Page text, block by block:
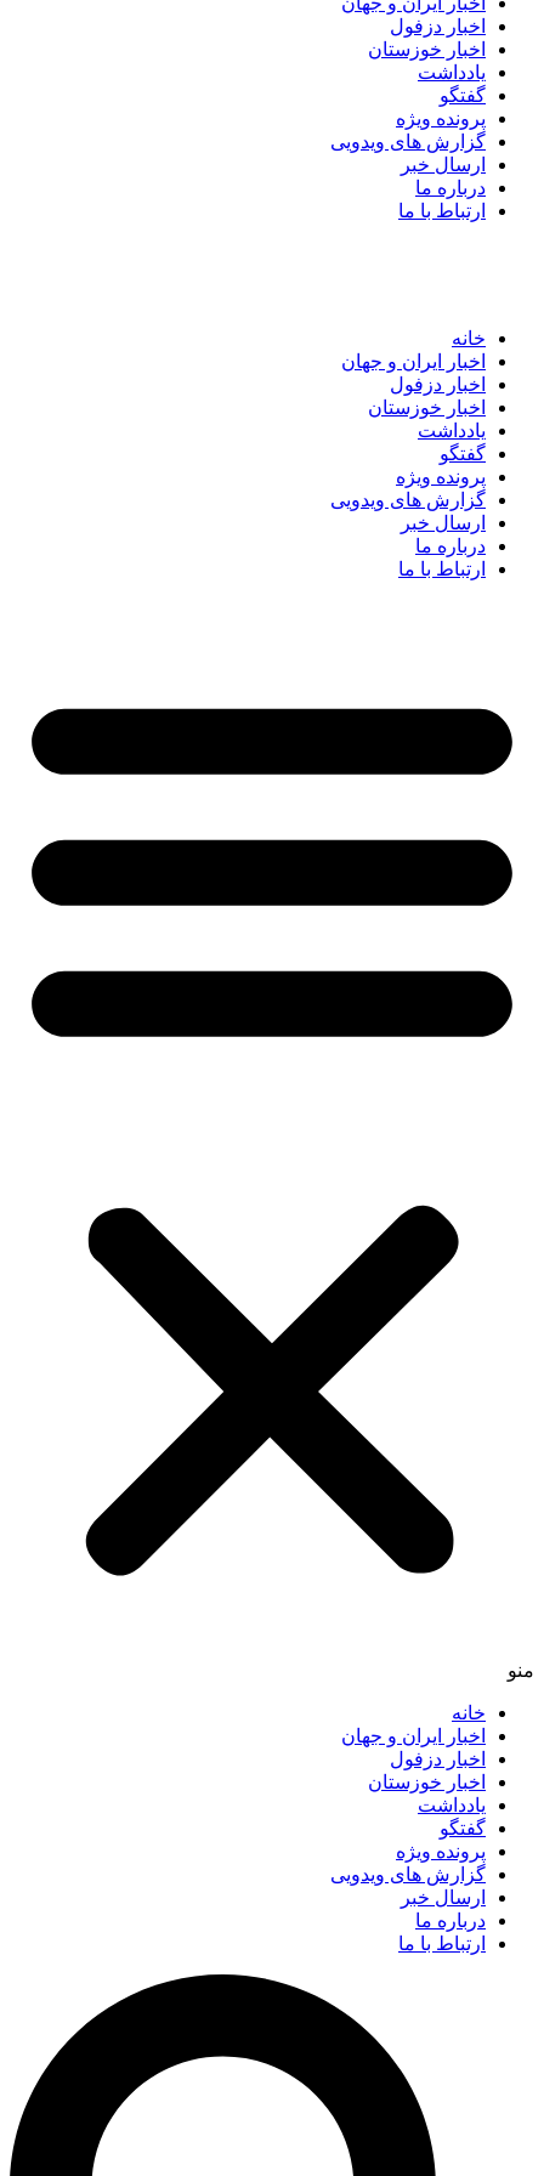
اخبار دزفول
اخبار خوزستان
یادداشت
گفتگو
پرونده ویژه
گزارش های ویدویی
ارسال خبر
درباره ما
ارتباط با ما
خانه
اخبار ایران و جهان
اخبار دزفول
اخبار خوزستان
یادداشت
گفتگو
پرونده ویژه
گزارش های ویدویی
ارسال خبر
درباره ما
ارتباط با ما
خانه
اخبار ایران و جهان
اخبار دزفول
اخبار خوزستان
یادداشت
گفتگو
پرونده ویژه
گزارش های ویدویی
ارسال خبر
درباره ما
ارتباط با ما